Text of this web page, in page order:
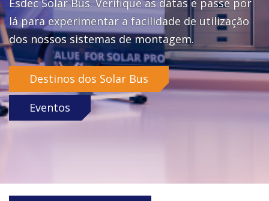
Esdec Solar Bus. Verifique as datas e passe por
lá para experimentar a facilidade de utilização
dos nossos sistemas de montagem.
Destinos dos Solar Bus
Eventos